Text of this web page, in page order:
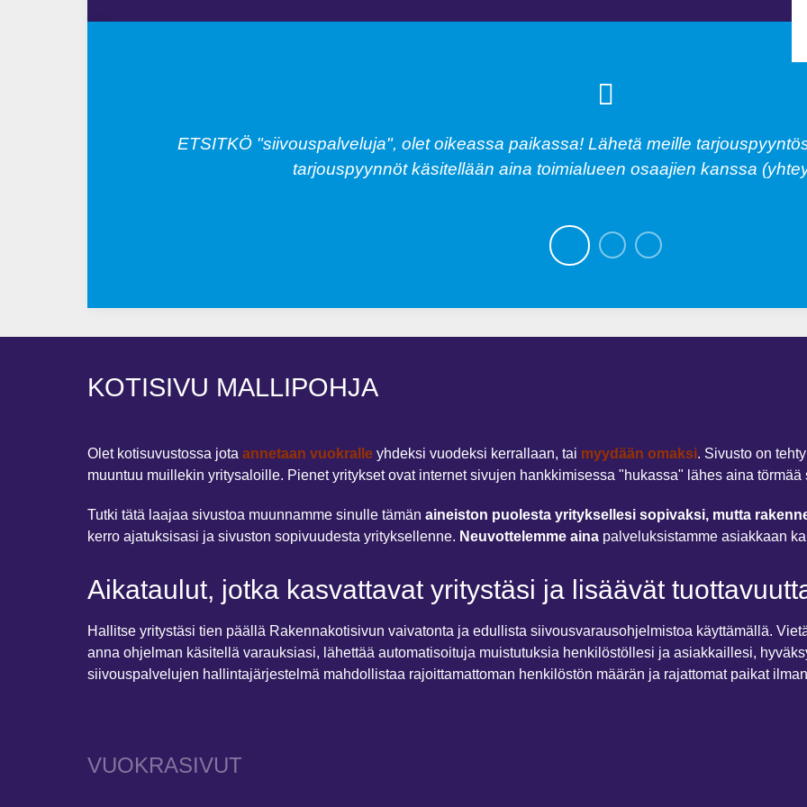
ETSITKÖ "siivouspalveluja", olet oikeassa paikassa! Lähetä meille
tarjouspyynnöt käsitellään aina toimialueen osaajien kanssa
KOTISIVU MALLIPOHJA
Olet kotisuvustossa jota annetaan vuokralle yhdeksi vuodeksi kerrallaan, tai myydään omaksi. Sivusto on
muuntuu muillekin yritysaloille. Pienet yritykset ovat internet sivujen hankkimisessa "hukassa" lähes aina
Tutki tätä laajaa sivustoa muunnamme sinulle tämän aineiston puolesta yrityksellesi sopivaksi, mutta
kerro ajatuksisasi ja sivuston sopivuudesta yrityksellenne. Neuvottelemme aina palveluksistamme asiakkaan
Aikataulut, jotka kasvattavat yritystäsi ja lisäävät
Hallitse yritystäsi tien päällä Rakennakotisivun vaivatonta ja edullista siivousvarausohjelmistoa käyttämällä.
anna ohjelman käsitellä varauksiasi, lähettää automatisoituja muistutuksia henkilöstöllesi ja asiakkaillesi,
siivouspalvelujen hallintajärjestelmä mahdollistaa rajoittamattoman henkilöstön määrän ja rajattomat paikat
VUOKRASIVUT